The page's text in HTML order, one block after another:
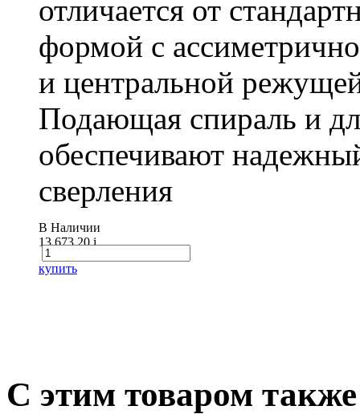
отличается от
формой с
и центральной
Подающая спираль и
обеспечивают
сверления
В Наличии
13 673.20i
купить
С этим товаром